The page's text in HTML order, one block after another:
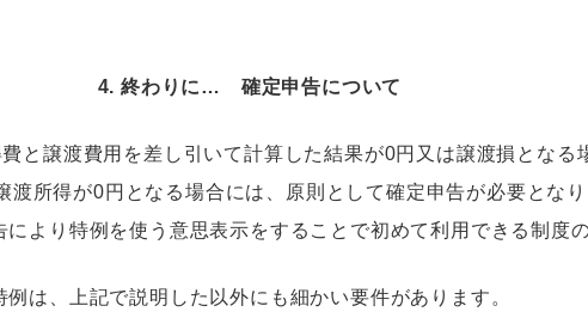
4. 終わりに… 確定申告について
と譲渡費用を差し引いて計算した結果が0円又は譲渡損となる
所得が0円となる場合には、原則として確定申告が必要となり
より特例を使う意思表示をすることで初めて利用できる制度の
例は、上記で説明した以外にも細かい要件があります。